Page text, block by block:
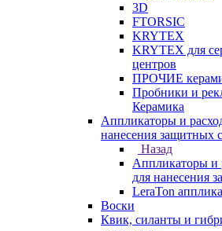
3D
FTORSIC
KRYTEX
KRYTEX для
центров
ПРОЧИЕ
Пробники и
Керамика
Аппликаторы и
нанесения защитных
Назад
Аппликаторы и
для нанесения
LeraTon
Воски
Квик, силанты и